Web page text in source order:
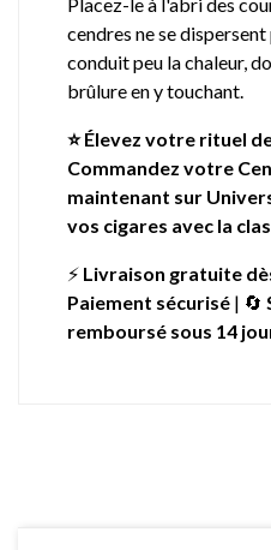
cendres ne se
conduit peu la chaleur,
brûlure en y touchant.
⭐ Élevez votre rituel
Commandez votre
maintenant sur
vos cigares avec la
⚡ Livraison gratuite
Paiement sécurisé | 🔄
remboursé sous 14